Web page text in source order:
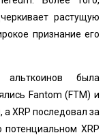
растущую
признание его
альткоинов была
Fantom (FTM) и
а XRP последовал за
XRP